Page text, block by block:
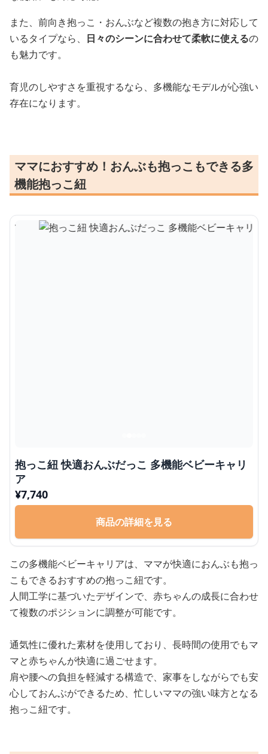
また、前向き抱っこ・おんぶなど複数の抱き方に対応して
いるタイプなら、 日々のシーンに合わせて柔軟に使えるの
も魅力です。
育児のしやすさを重視するなら、多機能なモデルが心強い
存在になります。
ママにおすすめ！おんぶも抱っこもできる多
機能抱っこ紐
抱っこ紐 快適おんぶだっこ 多機能ベビーキャリ
ア
¥7,740
商品の詳細を見る
この多機能ベビーキャリアは、ママが快適におんぶも抱っ
こもできるおすすめの抱っこ紐です。
人間工学に基づいたデザインで、赤ちゃんの成長に合わせ
て複数のポジションに調整が可能です。
通気性に優れた素材を使用しており、長時間の使用でもマ
マと赤ちゃんが快適に過ごせます。
肩や腰への負担を軽減する構造で、家事をしながらでも安
心しておんぶができるため、忙しいママの強い味方となる
抱っこ紐です。